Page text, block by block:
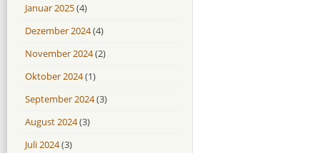
Januar 2025(4)
Dezember 2024(4)
November 2024(2)
Oktober 2024(1)
September 2024(3)
August 2024(3)
Juli 2024(3)